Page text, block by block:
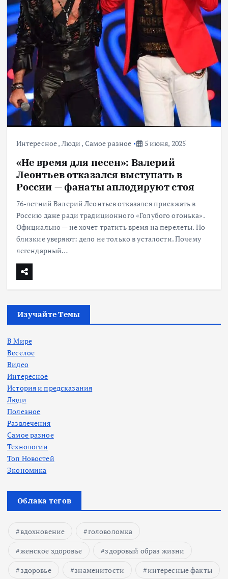
Интересное, Люди , Самое разное 5 июня, 2025
«Не время для песен»: Валерий
Леонтьев отказался выступать в
России — фанаты аплодируют стоя
76-летний Валерий Леонтьев отказался приезжать в
Россию даже ради традиционного «Голубого огонька».
Официально — не хочет тратить время на перелеты. Но
близкие уверяют: дело не только в усталости. Почему
легендарный…
Изучайте Темы
В Мире
Веселое
Видео
Интересное
История и предсказания
Люди
Полезное
Развлечения
Самое разное
Технологии
Топ Новостей
Экономика
Облака тегов
вдохновение
головоломка
женское здоровье
здоровый образ жизни
здоровье
знаменитости
интересные факты